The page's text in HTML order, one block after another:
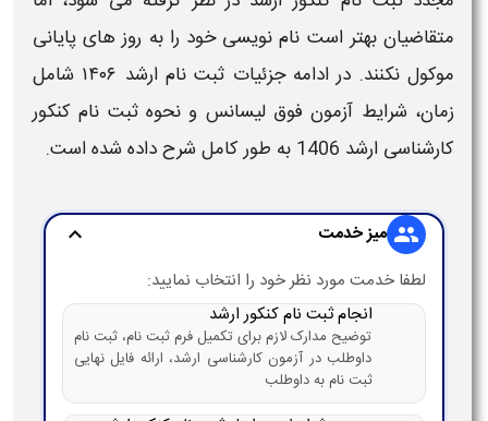
متقاضیان بهتر است نام‌ نویسی خود را به روز های پایانی
موکول نکنند. در ادامه جزئیات ثبت نام ارشد ۱۴۰۶
شامل
زمان، شرایط آزمون فوق لیسانس و نحوه ثبت‌ نام کنکور
کارشناسی ارشد 1406
به طور کامل شرح داده شده است.
group میز خدمت expand_more
لطفا خدمت مورد نظر خود را انتخاب نمایید:
انجام ثبت نام کنکور ارشد
توضیح مدارک لازم برای تکمیل فرم ثبت نام، ثبت نام
داوطلب در آزمون کارشناسی ارشد، ارائه فایل نهایی
ثبت نام به داوطلب